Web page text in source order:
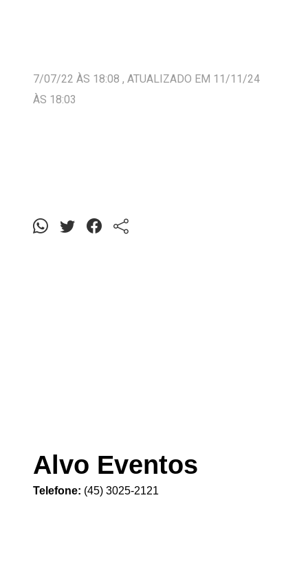
7/07/22 ÀS 18:08 , ATUALIZADO EM 11/11/24
ÀS 18:03
Alvo Eventos
Telefone: (45) 3025-2121